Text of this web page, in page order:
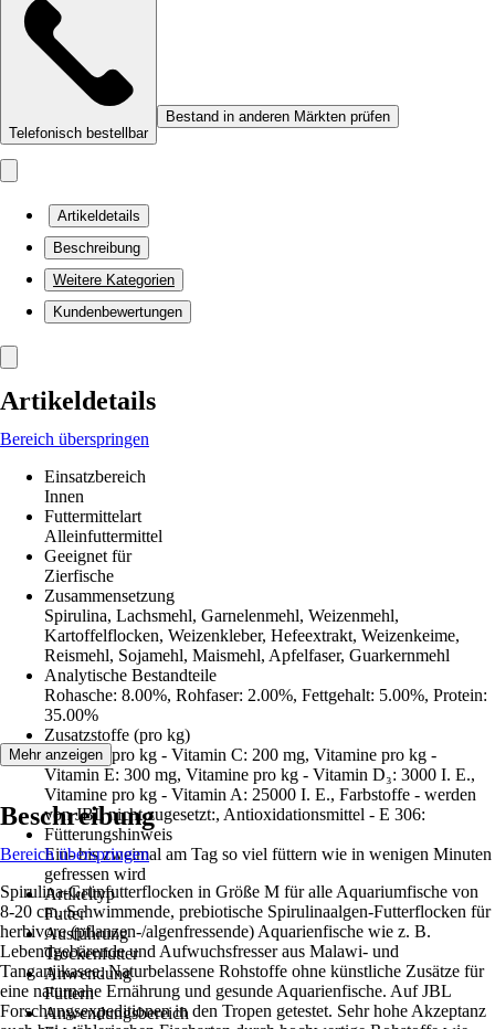
Telefonisch bestellbar
Bestand in anderen Märkten prüfen
Artikeldetails
Beschreibung
Weitere Kategorien
Kundenbewertungen
Artikeldetails
Bereich überspringen
Einsatzbereich
Innen
Futtermittelart
Alleinfuttermittel
Geeignet für
Zierfische
Zusammensetzung
Spirulina, Lachsmehl, Garnelenmehl, Weizenmehl,
Kartoffelflocken, Weizenkleber, Hefeextrakt, Weizenkeime,
Reismehl, Sojamehl, Maismehl, Apfelfaser, Guarkernmehl
Analytische Bestandteile
Rohasche: 8.00%, Rohfaser: 2.00%, Fettgehalt: 5.00%, Protein:
35.00%
Zusatzstoffe (pro kg)
Vitamine pro kg - Vitamin C: 200 mg, Vitamine pro kg -
Vitamin E: 300 mg, Vitamine pro kg - Vitamin D₃: 3000 I. E.,
Vitamine pro kg - Vitamin A: 25000 I. E., Farbstoffe - werden
von JBL nicht zugesetzt:, Antioxidationsmittel - E 306:
Fütterungshinweis
Ein- bis zweimal am Tag so viel füttern wie in wenigen Minuten
gefressen wird
Artikeltyp
Futter
Ausführung
Trockenfutter
Anwendung
Füttern
Anwendungsbereich
Mehr anzeigen
Beschreibung
Bereich überspringen
Spirulina-Grünfutterflocken in Größe M für alle Aquariumfische von
8-20 cm. Schwimmende, prebiotische Spirulinaalgen-Futterflocken für
herbivore (pflanzen-/algenfressende) Aquarienfische wie z. B.
Lebendgebärende und Aufwuchsfresser aus Malawi- und
Tanganjikasee. Naturbelassene Rohstoffe ohne künstliche Zusätze für
eine naturnahe Ernährung und gesunde Aquarienfische. Auf JBL
Forschungsexpeditionen in den Tropen getestet. Sehr hohe Akzeptanz